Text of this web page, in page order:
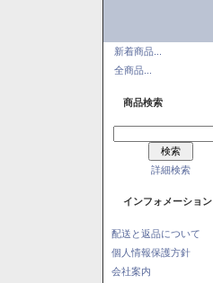
新着商品...
全商品...
商品検索
詳細検索
インフォメーション
配送と返品について
個人情報保護方針
会社案内